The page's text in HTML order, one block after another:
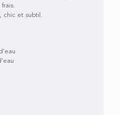
chic et subtil.